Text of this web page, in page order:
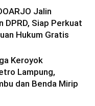
Jalin
DPRD, Siap Perkuat
Hukum Gratis
Keroyok
Lampung,
dan Benda Mirip